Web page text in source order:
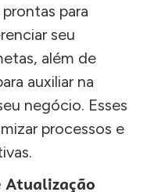
para
seu
além de
auxiliar na
negócio. Esses
processos e
Atualização